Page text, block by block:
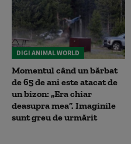
DIGI ANIMAL WORLD
Momentul când un bărbat
de 65 de ani este atacat de
un bizon: „Era chiar
deasupra mea”. Imaginile
sunt greu de urmărit